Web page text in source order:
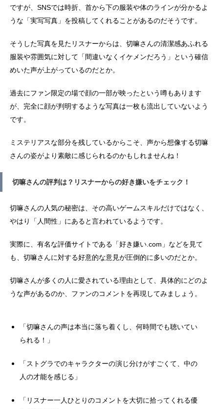
ですが、SNSでは時折、首から下の服装や体のラインが分かるよ
うな「実写写真」を投稿してくれることがあるのだそうです。
そうした写真を見たリスナーからは、切嘛さんの清潔感あふれる
服装や雰囲気に対して「間違いなくイケメンだろう」という確信
めいた声が上がっているのだとか。
過去にファン限定の場で顔の一部が映ったという噂もあります
が、完全に顔が判明するような写真は一枚も流出していないよう
です。
ミステリアスな部分を残しているからこそ、声から想像する切嘛
さんの姿がより素敵に感じられるのかもしれませんね！
切嘛さんの評判は？リスナーからの好き嫌いをチェック！
切嘛さんの人気の秘密は、その高いゲームスキルだけではなく、
やはり「人間性」にあると言われているようです。
実際に、有名な評価サイトである「好き嫌い.com」などを見て
も、切嘛さんに対する好意的な意見が圧倒的に多いのだとか。
切嘛さんが多くの人に愛されている理由として、具体的にどのよ
うな声があるのか、ファンのコメントを再現してみましょう。
「切嘛さんの声は本当に落ち着くし、何時間でも聴いてい
られる！」
「ストグラでのキャラクターの演じ分けがすごくて、中の
人の才能を感じる」
「リスナー一人ひとりのコメントを大切に拾ってくれる優